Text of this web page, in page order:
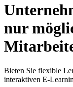
nur
Bieten Sie flexible
interaktiven E-